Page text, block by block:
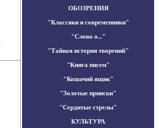
ОБОЗРЕНИЯ
"Классики и современники"
"Слово о..."
"Тайная история творений"
"Книга писем"
"Кошачий ящик"
"Золотые прииски"
"Сердитые стрелы"
КУЛЬТУРА